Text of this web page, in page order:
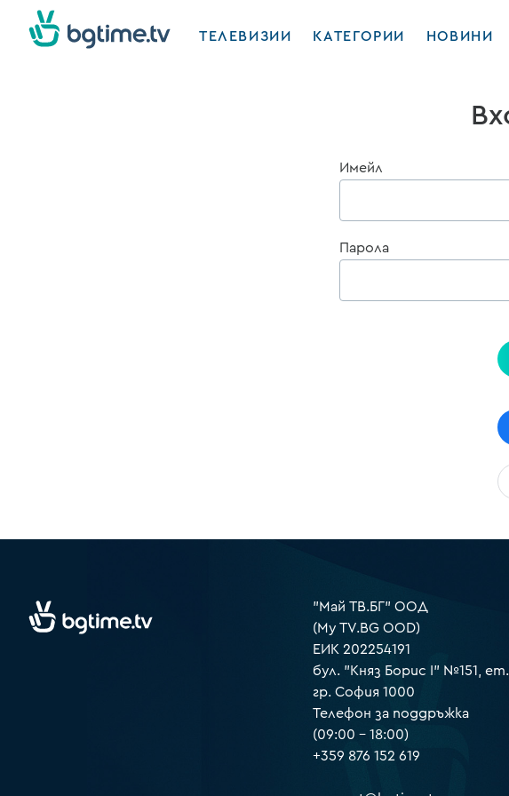
ТЕЛЕВИЗИИ КАТЕГОРИИ НОВИНИ
Имейл
Парола
"Май ТВ.БГ" ООД
(My TV.BG OOD)
ЕИК 202254191
бул. "Княз Борис I" №151,
гр. София 1000
Телефон за поддръжка
(09:00 – 18:00)
+359 876 152 619